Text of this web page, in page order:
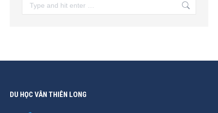
DU HỌC VÂN THIÊN LONG